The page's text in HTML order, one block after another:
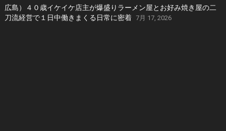
広島）４０歳イケイケ店主が爆盛りラーメン屋とお好み焼き屋の二
刀流経営で１日中働きまくる日常に密着 7月 17, 2026